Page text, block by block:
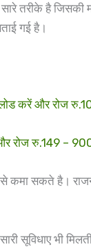
सारे तरीके है
गई है।
करें और रोज
रोज रु.149 –
कमा सकते है।
सूविधाए भी